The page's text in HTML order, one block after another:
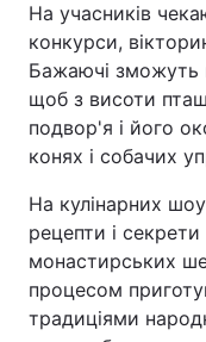
На учасників
конкурси,
Бажаючі зможуть
щоб з висоти
подвор'я і його
конях і собачих
На кулінарних
рецепти і
монастирських
процесом
традиціями